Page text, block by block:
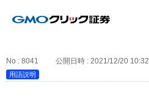
No : 8041 公開日時 : 2021/12/20 10:32
用語説明